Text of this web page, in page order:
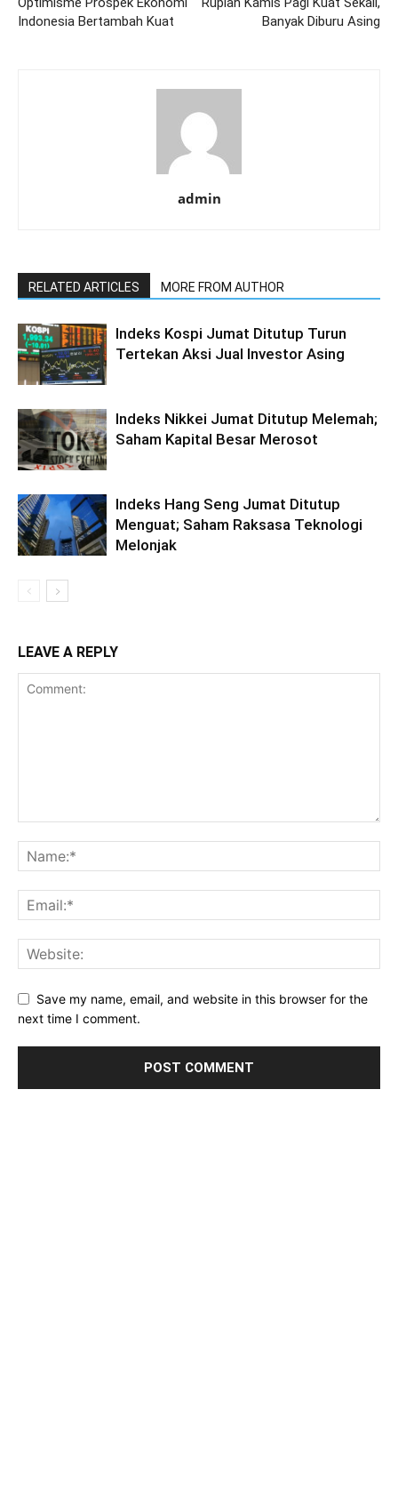
Indonesia Bertambah Kuat
Banyak Diburu Asing
admin
RELATED ARTICLES MORE FROM AUTHOR
Indeks Kospi Jumat Ditutup Turun
Tertekan Aksi Jual Investor Asing
Indeks Nikkei Jumat Ditutup Melemah;
Saham Kapital Besar Merosot
Indeks Hang Seng Jumat Ditutup
Menguat; Saham Raksasa Teknologi
Melonjak
LEAVE A REPLY
Save my name, email, and website in this browser for the
next time I comment.